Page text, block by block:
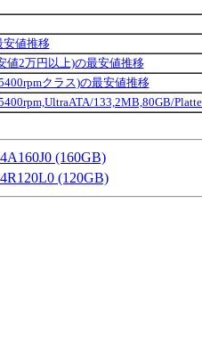
安値推移
値2万円以上)の最安値推移
クラス)の最安値推移
133,2MB,80GB/
(160GB)
(120GB)